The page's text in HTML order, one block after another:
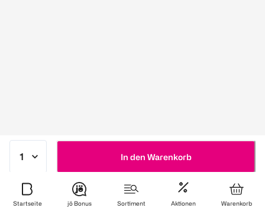
In den Warenkorb
Startseite jö Bonus Sortiment Aktionen Warenkorb